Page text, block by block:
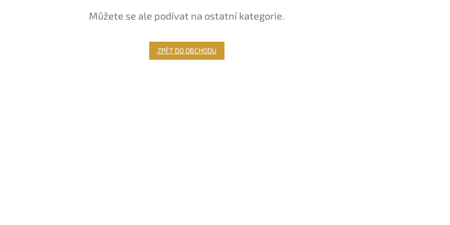
Můžete se ale podívat na ostatní kategorie.
ZPĚT DO OBCHODU